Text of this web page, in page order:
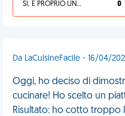
SÌ, È PROPRIO UNA VDM! 0
Da LaCuisineFacile - 16/04/
Oggi, ho deciso di
cucinare! Ho scelto un
Risultato: ho cotto troppo